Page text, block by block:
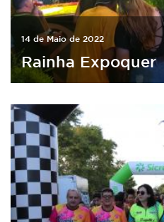
14 de Maio de 2022
Rainha Expoquer